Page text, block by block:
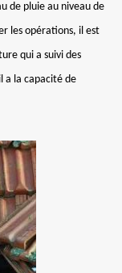
de pluie au niveau de
les opérations, il est
qui a suivi des
a la capacité de